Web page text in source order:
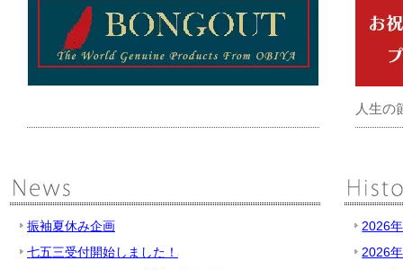
人生の
振袖夏休み企画
七五三受付開始しました！
2026
2026